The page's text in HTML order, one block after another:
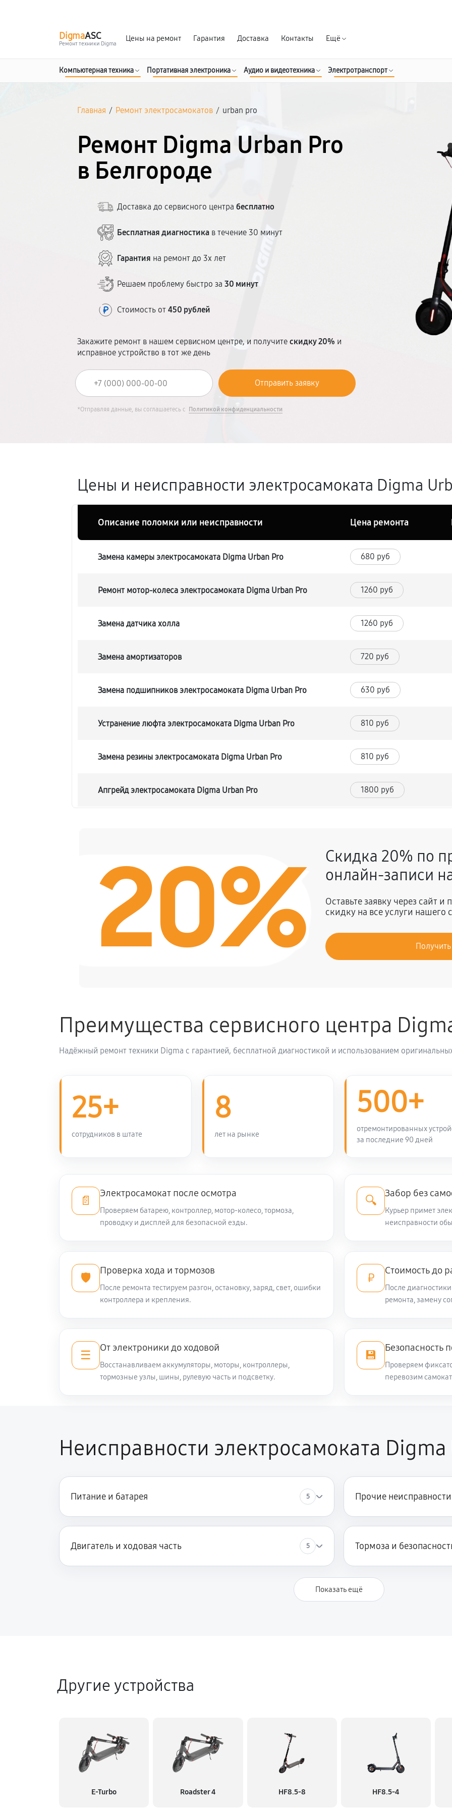
DigmaASC
Ремонт техники Digma
Цены на ремонт Гарантия Доставка Контакты Ещё
Компьютерная техника Портативная электроника Аудио и видеотехника Электротранспорт
Главная / Ремонт электросамокатов / urban pro
Ремонт Digma Urban Pro
в Белгороде
Доставка до сервисного центрабесплатно
Бесплатная диагностика в течение 30 минут
Гарантия на ремонт до 3х лет
Решаем проблему быстро за30 минут
Стоимость от450 рублей
Закажите ремонт в нашем сервисном центре, и получитескидку 20% и
исправное устройство в тот же день
*Отправляя данные, вы соглашаетесь с Политикой конфиденциальности
Цены и неисправности электросамоката Digma
Описание поломки или неисправности Цена ремонта
Замена камеры электросамоката Digma Urban Pro 680 руб
Ремонт мотор-колеса электросамоката Digma Urban Pro 1260 руб
Замена датчика холла 1260 руб
Замена амортизаторов 720 руб
Замена подшипников электросамоката Digma Urban Pro 630 руб
Устранение люфта электросамоката Digma Urban Pro 810 руб
Замена резины электросамоката Digma Urban Pro 810 руб
Апгрейд электросамоката Digma Urban Pro 1800 руб
450 руб
Замена корпуса электросамоката Digma Urban Pro
Ремонт платы управления (восстановление)
Восстановление после попадания влаги 1530 руб
Замена элемента освещения 360 руб
20%
Скидка 20% по
онлайн-записи
Оставьте заявку через сайт
скидку на все услуги нашего
Преимущества сервисного центра
Надёжный ремонт техники Digma с гарантией, бесплатной диагностикой и использованием
25+
сотрудников в штате
8
лет на рынке
500+
отремонтированных
за последние 90 дней
📄
Электросамокат после осмотра
Проверяем батарею, контроллер, мотор-колесо, тормоза,
проводку и дисплей для безопасной езды.
🔍
Забор без
Курьер примет
неисправности
🛡️
Проверка хода и тормозов
После ремонта тестируем разгон, остановку, заряд, свет, ошибки
контроллера и крепления.
₽
Стоимость до
После
ремонта, замену
☰
От электроники до ходовой
Восстанавливаем аккумуляторы, моторы, контроллеры,
тормозные узлы, шины, рулевую часть и подсветку.
💾
Безопасность
Проверяем
перевозим
Неисправности электросамоката
Питание и батарея 5 Прочие неисправности
Двигатель и ходовая часть 5 Тормоза и
Показать ещё
Другие устройства
E-Turbo Roadster 4 HF8.5-8 HF8.5-4